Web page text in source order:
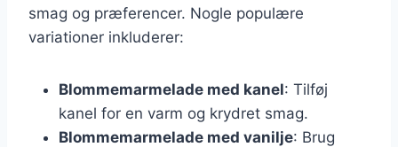
smag og præferencer. Nogle populære
variationer inkluderer:
Blommemarmelade med kanel: Tilføj
kanel for en varm og krydret smag.
Blommemarmelade med vanilje: Brug